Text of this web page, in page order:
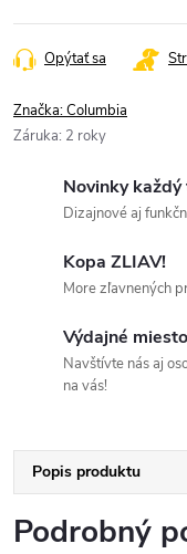
Opýtať sa
Značka:Columbia
Záruka: 2 roky
Novinky
Dizajnové aj
Kopa ZLIAV!
More zľavnených
Výdajné miesto
Navštívte nás aj
na vás!
Popis produktu
Podrobný